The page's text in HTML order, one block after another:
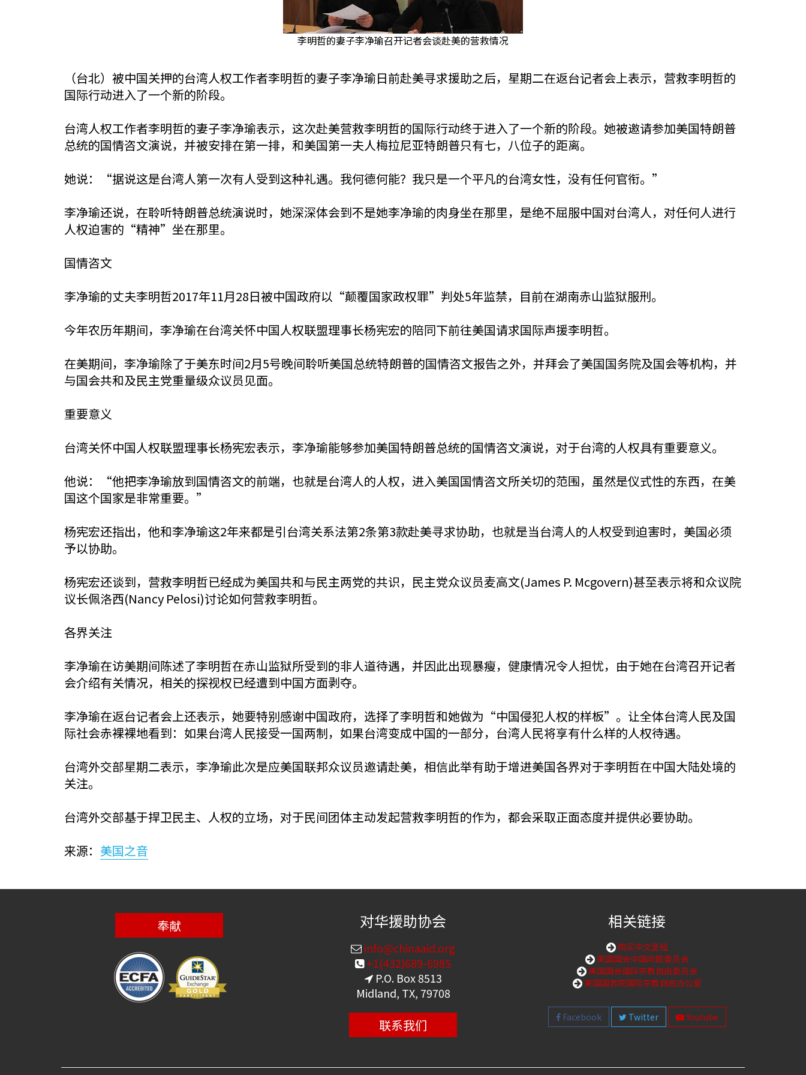
李明哲的妻子李净瑜召开记者会谈赴美的营救情况
（台北）被中国关押的台湾人权工作者李明哲的妻子李净瑜日前赴美寻求援助之后，星期二在返台记者会上表示，营救李明哲的
国际行动进入了一个新的阶段。
台湾人权工作者李明哲的妻子李净瑜表示，这次赴美营救李明哲的国际行动终于进入了一个新的阶段。她被邀请参加美国特朗普
总统的国情咨文演说，并被安排在第一排，和美国第一夫人梅拉尼亚特朗普只有七，八位子的距离。
她说：“据说这是台湾人第一次有人受到这种礼遇。我何德何能？我只是一个平凡的台湾女性，没有任何官衔。”
李净瑜还说，在聆听特朗普总统演说时，她深深体会到不是她李净瑜的肉身坐在那里，是绝不屈服中国对台湾人，对任何人进行
人权迫害的“精神”坐在那里。
国情咨文
李净瑜的丈夫李明哲2017年11月28日被中国政府以“颠覆国家政权罪”判处5年监禁，目前在湖南赤山监狱服刑。
今年农历年期间，李净瑜在台湾关怀中国人权联盟理事长杨宪宏的陪同下前往美国请求国际声援李明哲。
在美期间，李净瑜除了于美东时间2月5号晚间聆听美国总统特朗普的国情咨文报告之外，并拜会了美国国务院及国会等机构，并
与国会共和及民主党重量级众议员见面。
重要意义
台湾关怀中国人权联盟理事长杨宪宏表示，李净瑜能够参加美国特朗普总统的国情咨文演说，对于台湾的人权具有重要意义。
他说：“他把李净瑜放到国情咨文的前端，也就是台湾人的人权，进入美国国情咨文所关切的范围，虽然是仪式性的东西，在美
国这个国家是非常重要。”
杨宪宏还指出，他和李净瑜这2年来都是引台湾关系法第2条第3款赴美寻求协助，也就是当台湾人的人权受到迫害时，美国必须
予以协助。
杨宪宏还谈到，营救李明哲已经成为美国共和与民主两党的共识，民主党众议员麦高文(James P. Mcgovern)甚至表示将和众议院
议长佩洛西(Nancy Pelosi)讨论如何营救李明哲。
各界关注
李净瑜在访美期间陈述了李明哲在赤山监狱所受到的非人道待遇，并因此出现暴瘦，健康情况令人担忧，由于她在台湾召开记者
会介绍有关情况，相关的探视权已经遭到中国方面剥夺。
李净瑜在返台记者会上还表示，她要特别感谢中国政府，选择了李明哲和她做为“中国侵犯人权的样板”。让全体台湾人民及国
际社会赤裸裸地看到：如果台湾人民接受一国两制，如果台湾变成中国的一部分，台湾人民将享有什么样的人权待遇。
台湾外交部星期二表示，李净瑜此次是应美国联邦众议员邀请赴美，相信此举有助于增进美国各界对于李明哲在中国大陆处境的
关注。
台湾外交部基于捍卫民主、人权的立场，对于民间团体主动发起营救李明哲的作为，都会采取正面态度并提供必要协助。
来源： 美国之音
奉献 对华援助协会
info@chinaaid.org
+1(432)689-6985
P.O. Box 8513
Midland, TX, 79708
联系我们
相关链接
购买中文圣经
美国国会中国问题委员会
美国国会国际宗教自由委员会
美国国务院国际宗教自由办公室
Facebook Twitter Youtube